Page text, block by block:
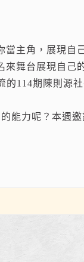
主角，展現自
舞台展現自己
114期陳則源
能力呢？本週